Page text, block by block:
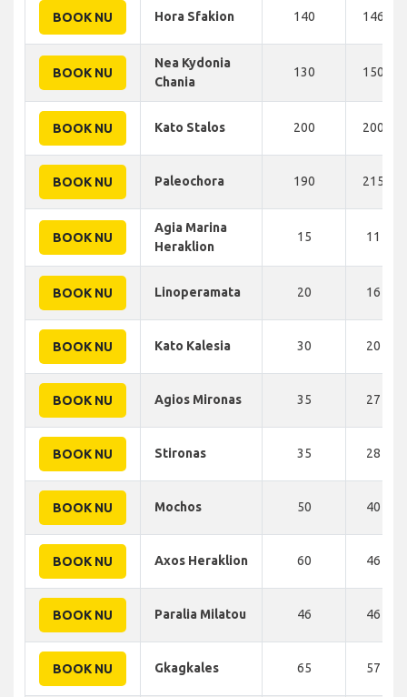
BOOK NU Hora Sfakion 140 146 KM
BOOK NU
Nea Kydonia
Chania
130 150 KM
BOOK NU Kato Stalos 200 200 KM
BOOK NU Paleochora 190 215 KM
BOOK NU
Agia Marina
Heraklion
15 11 KM
BOOK NU Linoperamata 20 16 KM
BOOK NU Kato Kalesia 30 20 KM
BOOK NU Agios Mironas 35 27 KM
BOOK NU Stironas 35 28 KM
BOOK NU Mochos 50 40 KM
BOOK NU Axos Heraklion 60 46 KM
BOOK NU Paralia Milatou 46 46 KM
BOOK NU Gkagkales 65 57 KM